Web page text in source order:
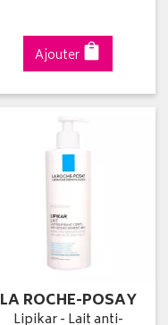
Ajouter
LA ROCHE-POSAY
Lipikar - Lait anti-